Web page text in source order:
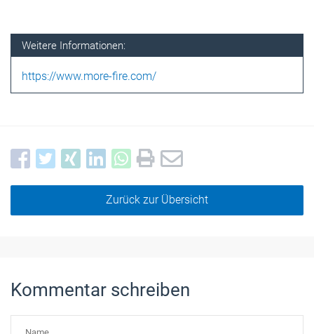
Weitere Informationen:
https://www.more-fire.com/
Zurück zur Übersicht
Kommentar schreiben